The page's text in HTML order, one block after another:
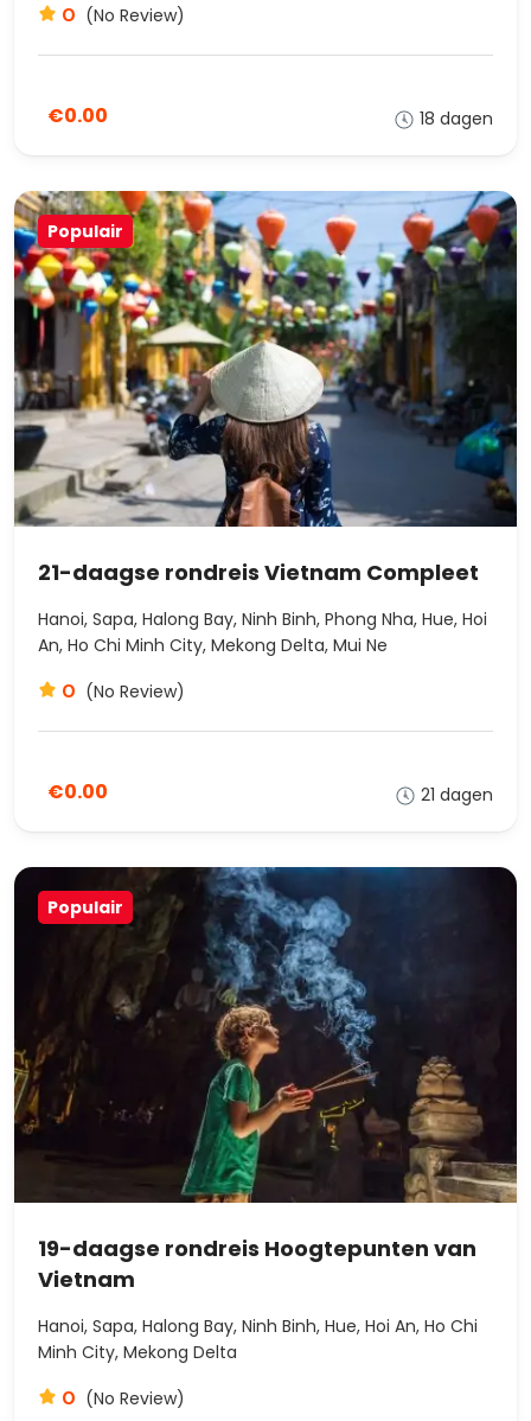
0 (No Review)
€0.00 18 dagen
Populair
21-daagse rondreis Vietnam Compleet
Hanoi, Sapa, Halong Bay, Ninh Binh, Phong Nha, Hue, Hoi
An, Ho Chi Minh City, Mekong Delta, Mui Ne
0 (No Review)
€0.00 21 dagen
Populair
19-daagse rondreis Hoogtepunten van
Vietnam
Hanoi, Sapa, Halong Bay, Ninh Binh, Hue, Hoi An, Ho Chi
Minh City, Mekong Delta
0 (No Review)